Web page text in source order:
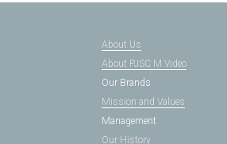
About Us
About PJSC M.Video
Our Brands
Mission and Values
Management
Our History